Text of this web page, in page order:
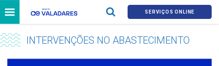
SERVIÇOS ONLINE
INTERVENÇÕES NO ABASTECIMENTO